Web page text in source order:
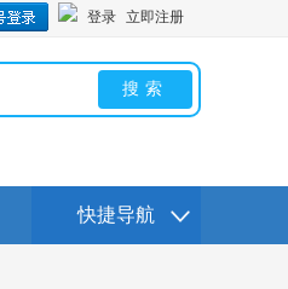
登录 立即注册
搜索
快捷导航